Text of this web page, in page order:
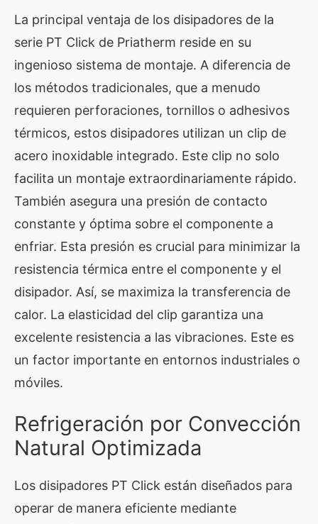
La principal ventaja de los disipadores de la
serie PT Click de Priatherm reside en su
ingenioso sistema de montaje. A diferencia de
los métodos tradicionales, que a menudo
requieren perforaciones, tornillos o adhesivos
térmicos, estos disipadores utilizan un clip de
acero inoxidable integrado. Este clip no solo
facilita un montaje extraordinariamente rápido.
También asegura una presión de contacto
constante y óptima sobre el componente a
enfriar. Esta presión es crucial para minimizar la
resistencia térmica entre el componente y el
disipador. Así, se maximiza la transferencia de
calor. La elasticidad del clip garantiza una
excelente resistencia a las vibraciones. Este es
un factor importante en entornos industriales o
móviles.
Refrigeración por Convección
Natural Optimizada
Los disipadores PT Click están diseñados para
operar de manera eficiente mediante